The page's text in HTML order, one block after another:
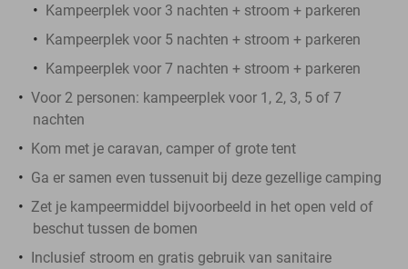
Kampeerplek voor 3 nachten + stroom + parkeren
Kampeerplek voor 5 nachten + stroom + parkeren
Kampeerplek voor 7 nachten + stroom + parkeren
Voor 2 personen: kampeerplek voor 1, 2, 3, 5 of 7
nachten
Kom met je caravan, camper of grote tent
Ga er samen even tussenuit bij deze gezellige camping
Zet je kampeermiddel bijvoorbeeld in het open veld of
beschut tussen de bomen
Inclusief stroom en gratis gebruik van sanitaire